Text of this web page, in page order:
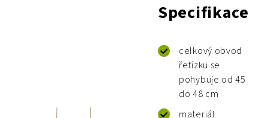
Specifikace
celkový obvod
řetízku se
pohybuje od 45
do 48 cm
materiál